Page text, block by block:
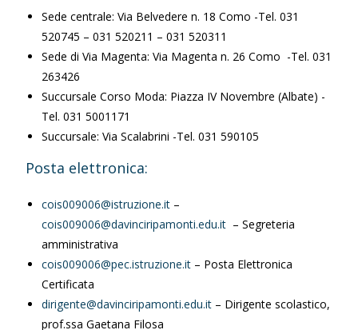
Sede centrale: Via Belvedere n. 18 Como -Tel. 031
520745 – 031 520211 – 031 520311
Sede di Via Magenta: Via Magenta n. 26 Como -Tel. 031
263426
Succursale Corso Moda: Piazza IV Novembre (Albate) -
Tel. 031 5001171
Succursale: Via Scalabrini -Tel. 031 590105
Posta elettronica:
cois009006@istruzione.it –
cois009006@davinciripamonti.edu.it – Segreteria
amministrativa
cois009006@pec.istruzione.it – Posta Elettronica
Certificata
dirigente@davinciripamonti.edu.it – Dirigente scolastico,
prof.ssa Gaetana Filosa